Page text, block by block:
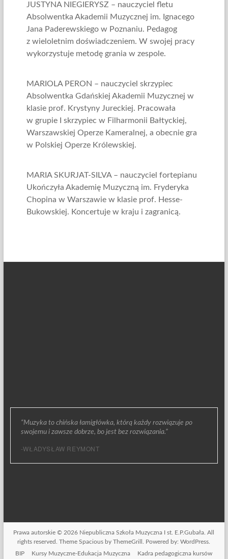
JUSTYNA NIEGIERYSZ – nauczyciel fletu
Absolwentka Akademii Muzycznej im. Ignacego
Jana Paderewskiego w Poznaniu. Pedagog
z wieloletnim doświadczeniem. W swojej pracy
wykorzystuje metodę grania w zespole.
MARIOLA PERON – nauczyciel skrzypiec
Absolwentka Gdańskiej Akademii Muzycznej w
klasie prof. Krystyny Jureckiej. Pracowała
w grupie I skrzypiec w Filharmonii Bałtyckiej,
Warszawskiej Operze Kameralnej, a obecnie gra
w Polskiej Operze Królewskiej.
MARIA SKURJAT-SILVA – nauczyciel fortepianu
Ukończyła Akademię Muzyczną im. Fryderyka
Chopina w Warszawie w klasie prof. Hesse-
Bukowskiej. Koncertuje w kraju i zagranicą.
“Muzyka to chińska łamigłówka, którą każdy rozwiązuje po
swojemu i zawsze dobrze, bo jest bez rozwiązania.”
-WŁADYSŁAW REYMONT
Prawa autorskie © 2026 Niepubliczna Szkoła Muzyczna I st. E.P.Gubała . All
rights reserved. ThemeSpacious by ThemeGrill. Powered by:WordPress
BIP
Kursy Muzyczne-Edukacja Muzyczna Kadra pedagogiczna kursów